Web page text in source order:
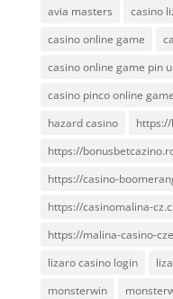
avia masters
casino
casino online game
casino online game pin
casino pinco online game
hazard casino
https://
https://casino-
https://casinomalina-
https://malina-casino-
lizaro casino login
monsterwin